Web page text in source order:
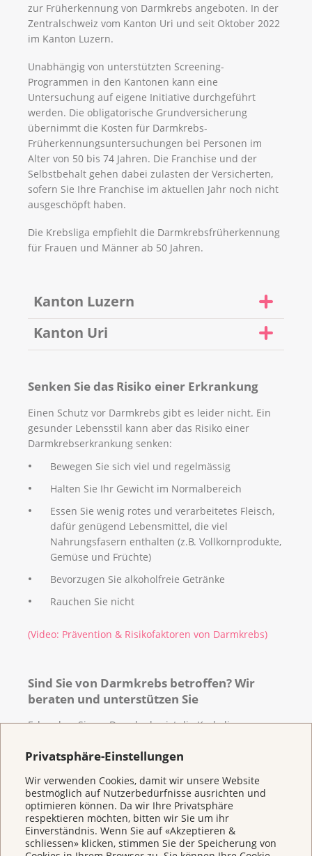
Privatsphäre-Einstellungen
Wir verwenden Cookies, damit wir unsere Website
bestmöglich auf Nutzerbedürfnisse ausrichten und
optimieren können. Da wir Ihre Privatsphäre
respektieren möchten, bitten wir Sie um ihr
Einverständnis. Wenn Sie auf «Akzeptieren &
schliessen» klicken, stimmen Sie der Speicherung von
zur Früherkennung von Darmkrebs angeboten. In der
Zentralschweiz vom Kanton Uri und seit Oktober 2022
im Kanton Luzern.
Unabhängig von unterstützten Screening-
Programmen in den Kantonen kann eine
Untersuchung auf eigene Initiative durchgeführt
werden. Die obligatorische Grundversicherung
übernimmt die Kosten für Darmkrebs-
Früherkennungsuntersuchungen bei Personen im
Alter von 50 bis 74 Jahren. Die Franchise und der
Selbstbehalt gehen dabei zulasten der Versicherten,
sofern Sie Ihre Franchise im aktuellen Jahr noch nicht
ausgeschöpft haben.
Die Krebsliga empfiehlt die Darmkrebsfrüherkennung
für Frauen und Männer ab 50 Jahren.
Kanton Luzern
Der Kanton Luzern lädt im Rahmen des kantonalen
kümmern. Die Teilnahme am Programm ist
freiwillig, von Fachpersonen aber dringend
empfohlen. Darmkrebs ist eine der häufigsten
Krebsarten der Schweiz und kann durch die
regelmässige Vorsorge frühzeitig entdeckt und
entsprechend behandelt werden.
Weitere Informationen finden Siehier.
Kanton Uri
erfüllen, eine Vorsorgeuntersuchung angeboten:
Alter zwischen 50 und 74 Jahre
beschwerdefrei (keine Bauchschmerzen, kein
Blut im Stuhl, keine Blutarmut, kein
ungewöhnlicher Gewichtsverlust)
keine Darmspiegelung während den letzten
zehn Jahren
Die Anmeldung erfolgt entweder bei Ihrer
Hausärztin oder Ihrem Hausarzt, bei den Apotheken
Medizin (Tel. 041 875 51 32).
entdeckt und abgetragen werden, fallen für Sie
keine Kosten an. Die Franchise übernimmt die
Weitere Informationen zum Vorsorgeprogramm
Senken Sie das Risiko einer Erkrankung
Einen Schutz vor Darmkrebs gibt es leider nicht. Ein
gesunder Lebensstil kann aber das Risiko einer
Darmkrebserkrankung senken:
Bewegen Sie sich viel und regelmässig
Halten Sie Ihr Gewicht im Normalbereich
Essen Sie wenig rotes und verarbeitetes Fleisch,
dafür genügend Lebensmittel, die viel
Nahrungsfasern enthalten (z.B. Vollkornprodukte,
Gemüse und Früchte)
Bevorzugen Sie alkoholfreie Getränke
Rauchen Sie nicht
(Video: Prävention & Risikofaktoren von Darmkrebs)
Sind Sie von Darmkrebs betroffen? Wir
beraten und unterstützen Sie
Erkranken Sie an Darmkrebs, ist die Krebsliga
unterstützen Menschen mit und nach Krebs und ihre
Beratungsangebot finden Siehier . Wir sindin Ihrer
Nähegernepersönlichfür Sie da.